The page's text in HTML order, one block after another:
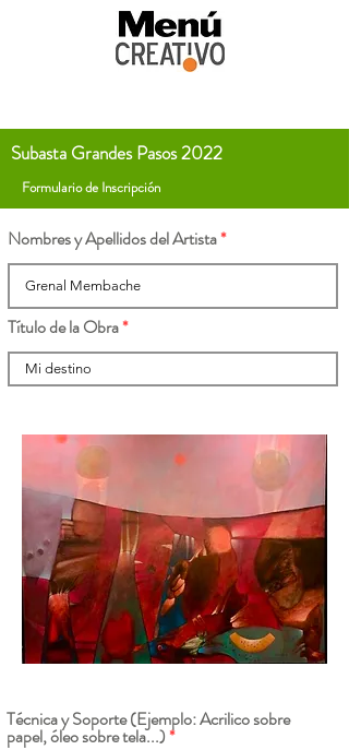
Subasta Grandes Pasos 2022
Formulario de Inscripción
Nombres y Apellidos del Artista
Título de la Obra
Técnica y Soporte (Ejemplo: Acrilico sobre
papel, óleo sobre tela...)